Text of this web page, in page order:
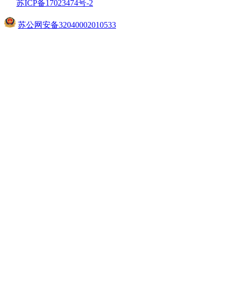
苏ICP备17023474号-2
苏公网安备32040002010533